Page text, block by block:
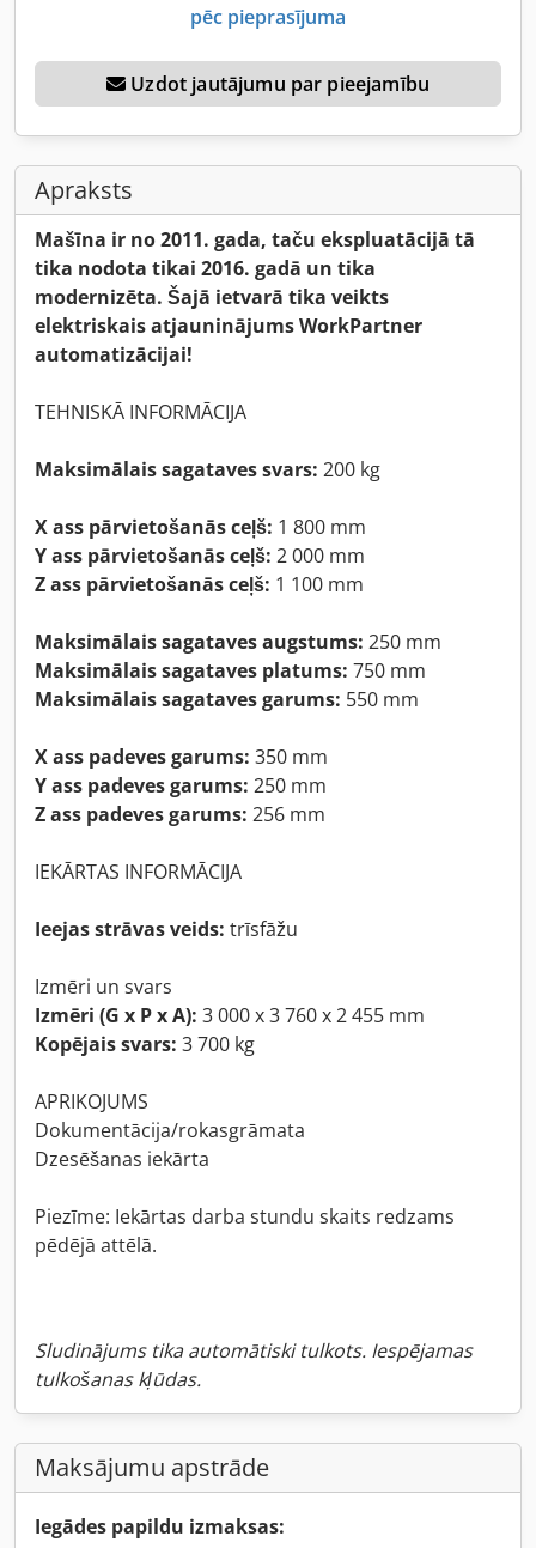
pēc pieprasījuma
Uzdot jautājumu par pieejamību
Apraksts
Mašīna ir no 2011. gada, taču ekspluatācijā tā
tika nodota tikai 2016. gadā un tika
modernizēta. Šajā ietvarā tika veikts
elektriskais atjauninājums WorkPartner
automatizācijai!
TEHNISKĀ INFORMĀCIJA
Maksimālais sagataves svars: 200 kg
X ass pārvietošanās ceļš: 1 800 mm
Y ass pārvietošanās ceļš: 2 000 mm
Z ass pārvietošanās ceļš: 1 100 mm
Maksimālais sagataves augstums: 250 mm
Maksimālais sagataves platums: 750 mm
Maksimālais sagataves garums: 550 mm
X ass padeves garums: 350 mm
Y ass padeves garums: 250 mm
Z ass padeves garums: 256 mm
IEKĀRTAS INFORMĀCIJA
Ieejas strāvas veids: trīsfāžu
Izmēri un svars
Izmēri (G x P x A): 3 000 x 3 760 x 2 455 mm
Kopējais svars: 3 700 kg
APRIKOJUMS
Dokumentācija/rokasgrāmata
Dzesēšanas iekārta
Piezīme: Iekārtas darba stundu skaits redzams
pēdējā attēlā.
Sludinājums tika automātiski tulkots. Iespējamas
tulkošanas kļūdas.
Maksājumu apstrāde
Iegādes papildu izmaksas: